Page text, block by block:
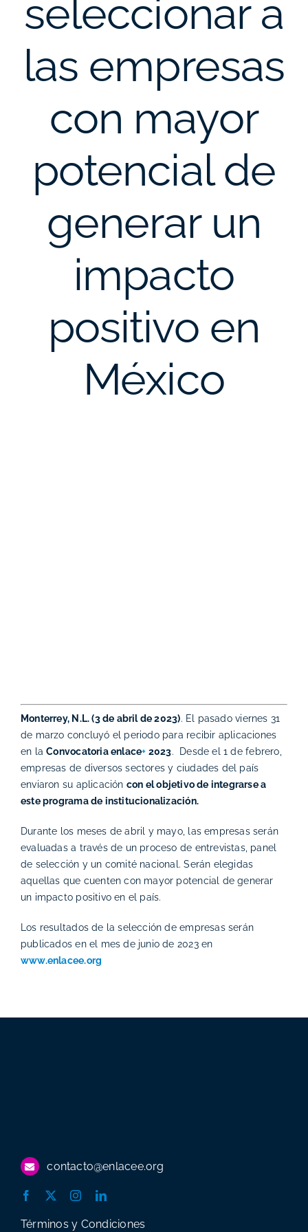
seleccionar a
las empresas
con mayor
potencial de
generar un
impacto
positivo en
México
Monterrey, N.L. (3 de abril de 2023). El pasado viernes 31
de marzo concluyó el periodo para recibir aplicaciones
en laConvocatoriaenlace+ 2023. Desde el 1 de febrero,
empresas de diversos sectores y ciudades del país
enviaron su aplicación con el objetivo de integrarse a
este programa de institucionalización.
Durante los meses de abril y mayo, las empresas serán
evaluadas a través de un proceso de entrevistas, panel
de selección y un comité nacional. Serán elegidas
aquellas que cuenten con mayor potencial de generar
un impacto positivo en el país.
Los resultados de la selección de empresas serán
publicados en el mes de junio de 2023 en
www.enlacee.org
contacto@enlacee.org
Términos y Condiciones